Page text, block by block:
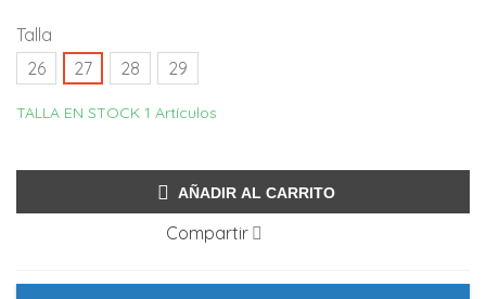
Talla
26
27 28 29
TALLA EN STOCK 1 Artículos
AÑADIR AL CARRITO
Compartir